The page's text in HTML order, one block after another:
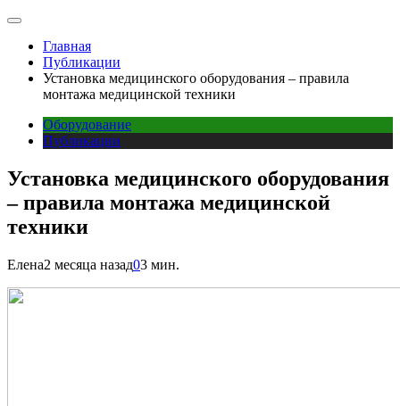
Главная
Публикации
Установка медицинского оборудования – правила
монтажа медицинской техники
Оборудование
Публикации
Установка медицинского оборудования
– правила монтажа медицинской
техники
Елена2 месяца назад03 мин.